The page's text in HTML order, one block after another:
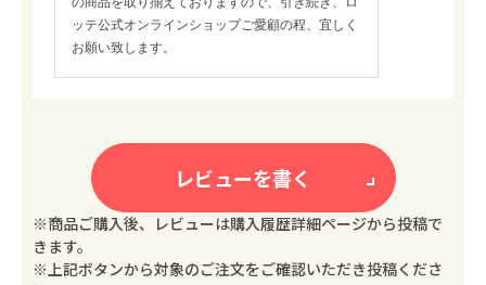
ッテ公式オンラインショップご愛顧の程、宜しく
お願い致します。
レビューを書く
※商品ご購入後、レビューは購入履歴詳細ページから投稿で
きます。
※上記ボタンから対象のご注文をご確認いただき投稿くださ